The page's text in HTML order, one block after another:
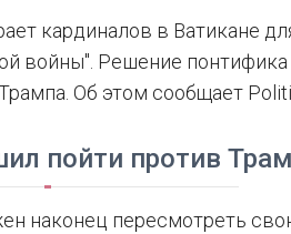
кардиналов в Ватикане
войны". Решение
Об этом сообщает
пойти против
наконец пересмотреть